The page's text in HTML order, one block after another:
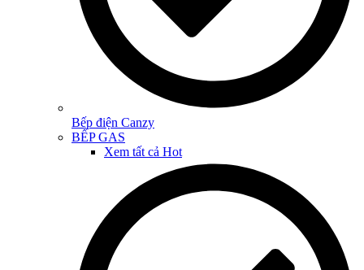
Bếp điện Canzy
BẾP GAS
Xem tất cả Hot